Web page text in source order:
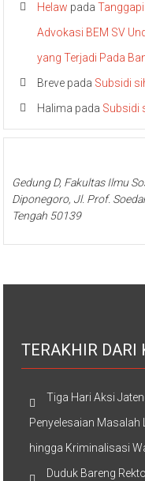
Helaw pada
Advokasi BEM SV
yang Terjadi Pada
Breve pada Subsidi
Halima pada Subsidi
Gedung D, Fakultas Ilmu
Diponegoro, Jl. Prof.
Tengah 50139
TERAKHIR DARI
Tiga Hari Aksi
Penyelesaian Masalah
hingga Kriminalisasi
Duduk Bareng